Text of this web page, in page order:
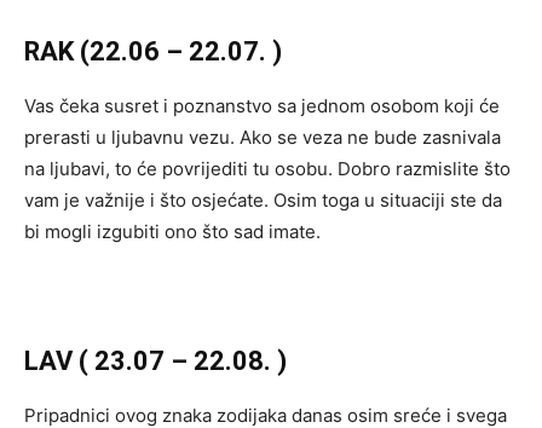
RAK (22.06 – 22.07. )
Vas čeka susret i poznanstvo sa jednom osobom koji će
prerasti u ljubavnu vezu. Ako se veza ne bude zasnivala
na ljubavi, to će povrijediti tu osobu. Dobro razmislite što
vam je važnije i što osjećate. Osim toga u situaciji ste da
bi mogli izgubiti ono što sad imate.
LAV ( 23.07 – 22.08. )
Pripadnici ovog znaka zodijaka danas osim sreće i svega